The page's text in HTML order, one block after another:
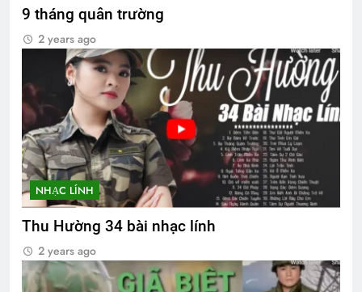
9 tháng quân trường
2 years ago
NHẠC LÍNH
Thu Hường 34 bài nhạc lính
2 years ago